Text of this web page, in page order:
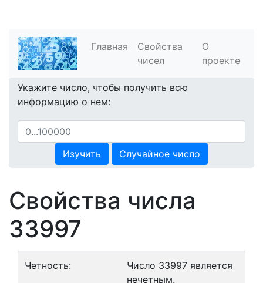
Главная
Свойства
чисел
О
проекте
Укажите число, чтобы получить всю
информацию о нем:
Изучить Случайное число
Свойства числа
33997
Четность:
Число 33997 является
нечетным.